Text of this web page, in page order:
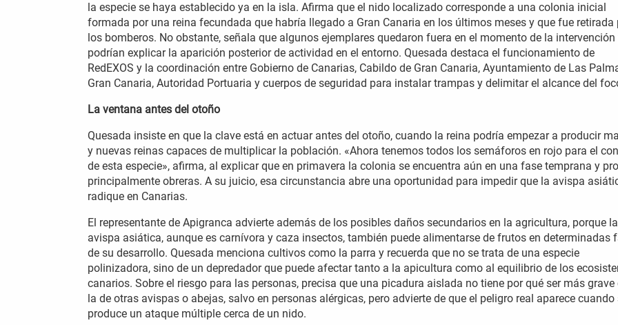
la especie se haya establecido ya en la isla. Afirma que el nido localizado corresponde a una colonia inicial
formada por una reina fecundada que habría llegado a Gran Canaria en los últimos meses y que fue retirada
los bomberos. No obstante, señala que algunos ejemplares quedaron fuera en el momento de la intervención
podrían explicar la aparición posterior de actividad en el entorno. Quesada destaca el funcionamiento de
RedEXOS y la coordinación entre Gobierno de Canarias, Cabildo de Gran Canaria, Ayuntamiento de Las
Gran Canaria, Autoridad Portuaria y cuerpos de seguridad para instalar trampas y delimitar el alcance del
La ventana antes del otoño
Quesada insiste en que la clave está en actuar antes del otoño, cuando la reina podría empezar a producir
y nuevas reinas capaces de multiplicar la población. «Ahora tenemos todos los semáforos en rojo para el
de esta especie», afirma, al explicar que en primavera la colonia se encuentra aún en una fase temprana y
principalmente obreras. A su juicio, esa circunstancia abre una oportunidad para impedir que la avispa
radique en Canarias.
El representante de Apigranca advierte además de los posibles daños secundarios en la agricultura, porque la
avispa asiática, aunque es carnívora y caza insectos, también puede alimentarse de frutos en determinadas
de su desarrollo. Quesada menciona cultivos como la parra y recuerda que no se trata de una especie
polinizadora, sino de un depredador que puede afectar tanto a la apicultura como al equilibrio de los
canarios. Sobre el riesgo para las personas, precisa que una picadura aislada no tiene por qué ser más grave
la de otras avispas o abejas, salvo en personas alérgicas, pero advierte de que el peligro real aparece cuando
produce un ataque múltiple cerca de un nido.